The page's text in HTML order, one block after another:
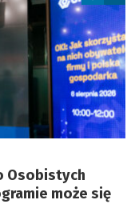
Osobistych
może się